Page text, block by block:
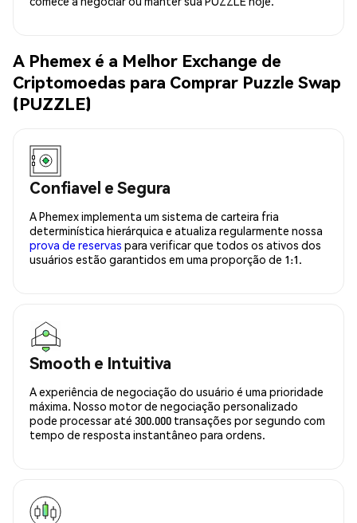
A Phemex é a Melhor Exchange de
Criptomoedas para Comprar Puzzle Swap
(PUZZLE)
Confiavel e Segura
A Phemex implementa um sistema de carteira fria
determinística hierárquica e atualiza regularmente nossa
prova de reservas para verificar que todos os ativos dos
usuários estão garantidos em uma proporção de 1:1.
Smooth e Intuitiva
A experiência de negociação do usuário é uma prioridade
máxima. Nosso motor de negociação personalizado
pode processar até 300.000 transações por segundo com
tempo de resposta instantâneo para ordens.